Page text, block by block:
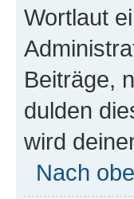
Wortlaut
Beiträge,
dulden
wird
Nach